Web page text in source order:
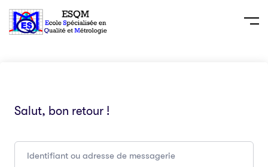
Salut, bon retour !